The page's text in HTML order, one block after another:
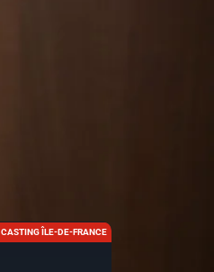
CASTING ÎLE-DE-FRANCE